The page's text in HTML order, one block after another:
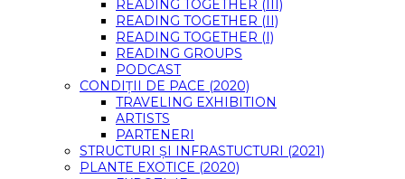
READING TOGETHER (III)
READING TOGETHER (II)
READING TOGETHER (I)
READING GROUPS
PODCAST
CONDIȚII DE PACE (2020)
TRAVELING EXHIBITION
ARTISTS
PARTENERI
STRUCTURI ȘI INFRASTUCTURI (2021)
PLANTE EXOTICE (2020)